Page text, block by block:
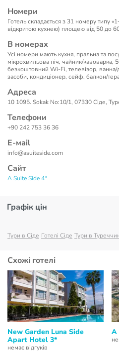
Номери
Готель складається з 31 номеру типу
відкритою кухнею) площею від 50 до
В номерах
Усі номери мають кухня, пральна та
мікрохвильова піч, чайник/кавоварка,
безкоштовний Wi-Fi, телевізор,
засоби, кондиціонер, сейф, балкон/
Адреса
10 1095. Sokak No:10/1, 07330 Сіде,
Телефони
+90 242 753 36 36
Е-маil
info@asuiteside.com
Сайт
A Suite Side 4*
Графік цін
Тури в Сіде Готелі Сіде Тури в
Схожі готелі
New Garden Luna Side
Apart Hotel 3*
немає відгуків
A